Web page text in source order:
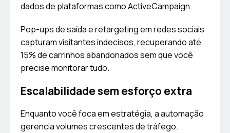
dados de plataformas como ActiveCampaign.
Pop-ups de saída e retargeting em redes sociais
capturam visitantes indecisos, recuperando até
15% de carrinhos abandonados sem que você
precise monitorar tudo.
Escalabilidade sem esforço extra
Enquanto você foca em estratégia, a automação
gerencia volumes crescentes de tráfego.